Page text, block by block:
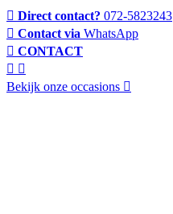
Direct contact? 072-5823243
Contact via WhatsApp
CONTACT
Bekijk onze occasions